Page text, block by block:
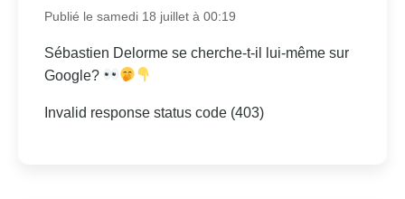
Publié le samedi 18 juillet à 00:19
Sébastien Delorme se cherche-t-il lui-même sur
Google?
Invalid response status code (403)